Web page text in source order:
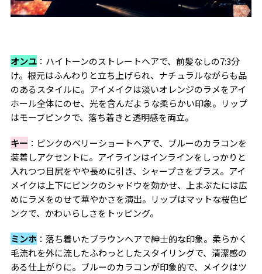
オンユ：ハイトーンのストレートヘアで、前髪なしの7:3分
け。根元はふんわりと立ち上げられ、ナチュラルながらも品
のあるスタイルに。アイメイクは淡いオレンジのラメをアイ
ホール全体にのせ、光を含んだような柔らかい印象。リップ
はモーブピンクで、落ち着きと透明感を両立。
キー ：ピンクのベリーショートヘアで、ブルーのカラコンを
装着しアクセントに。アイラインはインラインをしっかりと
入れつつ目尻をやや長めに引き、シャープさをプラス。アイ
メイクは上下にピンクのシャドウを効かせ、上まぶたには広
めにラメをのせて華やかさを演出。リップはマットな桜色ピ
ンクで、かわいらしさをトッピング。
ミンホ：落ち着いたブラウンヘアで紳士的な印象。柔らかく
毛流れを外に流したふわっとしたスタイリングで、清潔感の
ある仕上がりに。ブルーのカラコンが印象的で、メイクはツ